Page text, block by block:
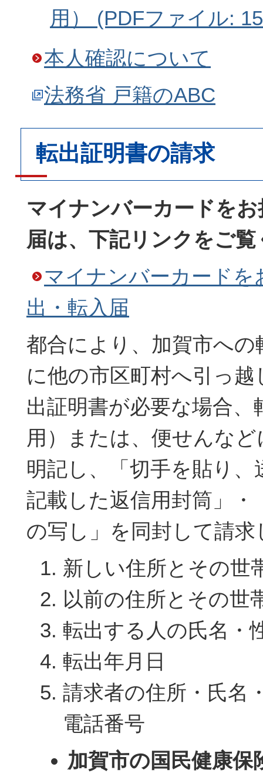
用） (PDFファイル:
本人確認について
法務省 戸籍のABC
転出証明書の請求
マイナンバーカードを
届は、下記リンクをご
マイナンバーカードを
出・転入届
都合により、加賀市への
に他の市区町村へ引っ
出証明書が必要な場合、
用）または、便せんな
明記し、「切手を貼り、
記載した返信用封筒」・
の写し」を同封して請
新しい住所とその世
以前の住所とその世
転出する人の氏名・
転出年月日
請求者の住所・氏名
電話番号
加賀市の国民健康保